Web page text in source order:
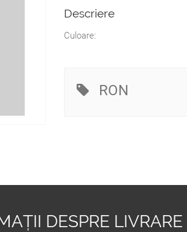
Descriere
Culoare:
RON
DESPRE LIVRARE